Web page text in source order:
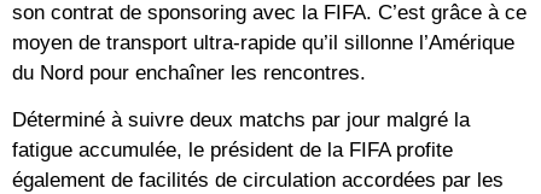
son contrat de sponsoring avec la FIFA. C’est grâce à ce
moyen de transport ultra-rapide qu’il sillonne l’Amérique
du Nord pour enchaîner les rencontres.
Déterminé à suivre deux matchs par jour malgré la
fatigue accumulée, le président de la FIFA profite
également de facilités de circulation accordées par les